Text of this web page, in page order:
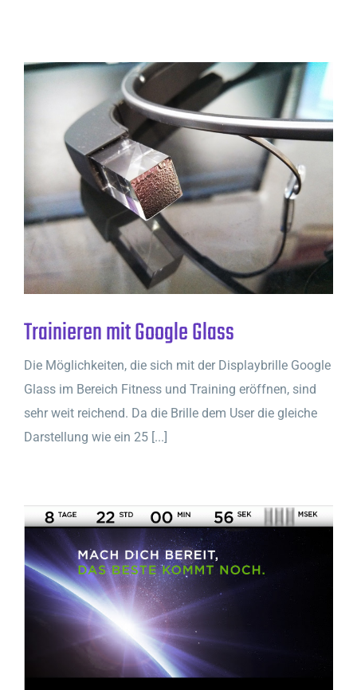
Trainieren mit Google Glass
Die Möglichkeiten, die sich mit der Displaybrille Google
Glass im Bereich Fitness und Training eröffnen, sind
sehr weit reichend. Da die Brille dem User die gleiche
Darstellung wie ein 25 [...]